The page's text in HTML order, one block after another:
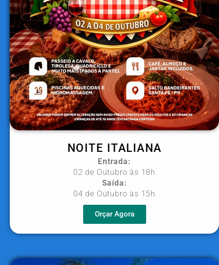
NOITE ITALIANA
Entrada:
02 de Outubro às 18h
Saída:
04 de Outubro às 15h
Orçar Agora